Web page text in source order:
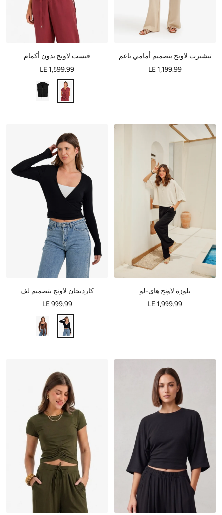
تيشيرت لاونج بتصميم أمامي ناعم
LE 1,199.99
فيست لاونج بدون أكمام
LE 1,599.99
بلوزة لاونج هاي-لو
LE 1,999.99
كارديجان لاونج بتصميم لف
LE 999.99